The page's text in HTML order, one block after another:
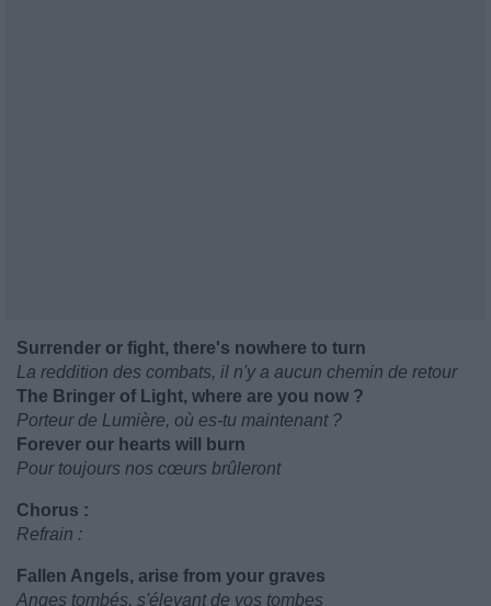
Surrender or fight, there's nowhere to turn
La reddition des combats, il n'y a aucun chemin de retour
The Bringer of Light, where are you now ?
Porteur de Lumière, où es-tu maintenant ?
Forever our hearts will burn
Pour toujours nos cœurs brûleront
Chorus :
Refrain :
Fallen Angels, arise from your graves
Anges tombés, s'élevant de vos tombes